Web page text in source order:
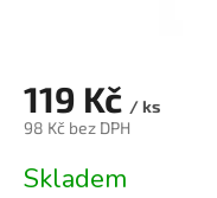
119 Kč / ks
98 Kč bez DPH
cena:
Skladem